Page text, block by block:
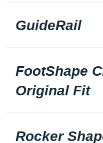
GuideRail
FootShape
Original Fit
Rocker